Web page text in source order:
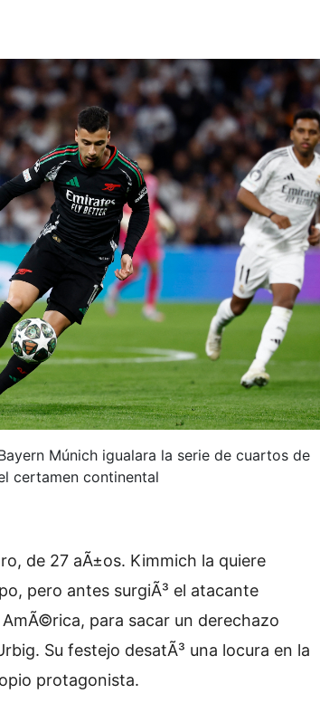
Múnich igualara la serie de cuartos de
certamen continental
de 27 aÃ±os. Kimmich la quiere
pero antes surgiÃ³ el atacante
para sacar un derechazo
Su festejo desatÃ³ una locura en la
protagonista.